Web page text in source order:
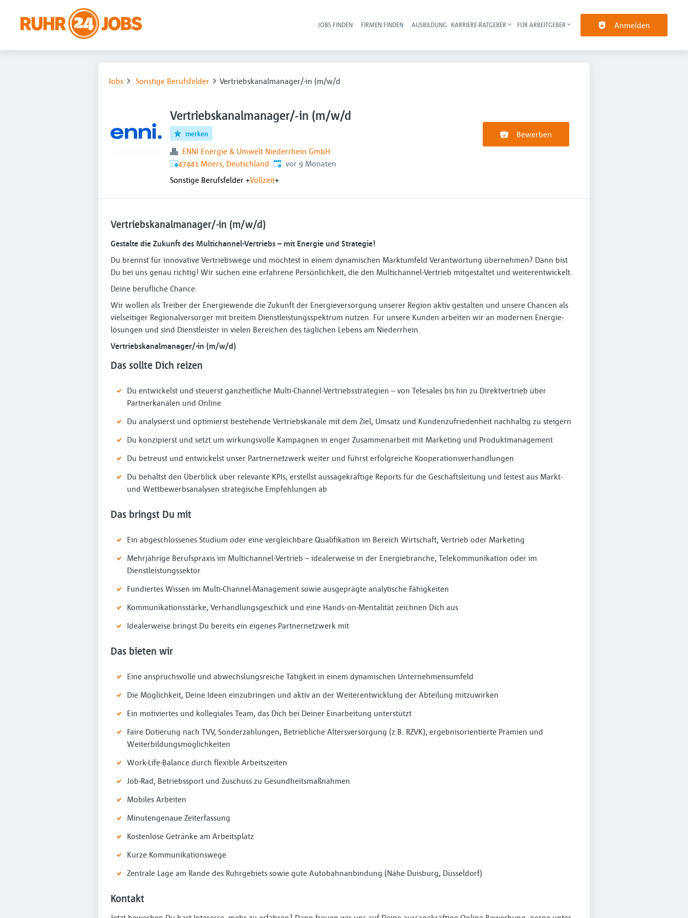
Haupt-Navigation
JOBS FINDEN FIRMEN FINDEN AUSBILDUNG KARRIERE-RATGEBER FÜR ARBEITGEBER Anmelden
Jobs Sonstige Berufsfelder Vertriebskanalmanager/-in (m/w/d
Vertriebskanalmanager/-in (m/w/d
merken
ENNI Energie & Umwelt Niederrhein GmbH
47441 Moers, Deutschland Veröffentlicht:
vor 9 Monaten
Sonstige Berufsfelder +Vollzeit+
Bewerben
Vertriebs­kanal­manager/-in (m/w/d)
Gestalte die Zukunft des Multichannel-Vertriebs – mit Energie und Strategie!
Du brennst für innovative Vertriebswege und möchtest in einem dynamischen Markt­umfeld Verantwortung übernehmen? Dann bist
Du bei uns genau richtig! Wir suchen eine erfahrene Persön­lichkeit, die den Multichannel-Vertrieb mitgestaltet und weiter­entwickelt.
Deine berufliche Chance:
Wir wollen als Treiber der Energiewende die Zukunft der Energie­versorgung unserer Region aktiv gestalten und unsere Chancen als
vielseitiger Regional­versorger mit breitem Dienst­leistungs­spektrum nutzen. Für unsere Kunden arbeiten wir an modernen Energie­
lösungen und sind Dienst­leister in vielen Bereichen des täglichen Lebens am Niederrhein.
Vertriebs­kanal­manager/-in (m/w/d)
Das sollte Dich reizen
Du entwickelst und steuerst ganzheitliche Multi-Channel-Vertriebsstrategien – von Telesales bis hin zu Direktvertrieb über
Partnerkanälen und Online
Du analysierst und optimierst bestehende Vertriebskanäle mit dem Ziel, Umsatz und Kundenzufriedenheit nachhaltig zu steigern
Du konzipierst und setzt um wirkungsvolle Kampagnen in enger Zusammenarbeit mit Marketing und Produktmanagement
Du betreust und entwickelst unser Partnernetzwerk weiter und führst erfolgreiche Kooperationsverhandlungen
Du behältst den Überblick über relevante KPIs, erstellst aussagekräftige Reports für die Geschäftsleitung und leitest aus Markt-
und Wettbewerbsanalysen strategische Empfehlungen ab
Das bringst Du mit
Ein abgeschlossenes Studium oder eine vergleichbare Qualifikation im Bereich Wirtschaft, Vertrieb oder Marketing
Mehrjährige Berufspraxis im Multichannel-Vertrieb – idealerweise in der Energiebranche, Telekommunikation oder im
Dienstleistungssektor
Fundiertes Wissen im Multi-Channel-Management sowie ausgeprägte analytische Fähigkeiten
Kommunikationsstärke, Verhandlungsgeschick und eine Hands-on-Mentalität zeichnen Dich aus
Idealerweise bringst Du bereits ein eigenes Partnernetzwerk mit
Das bieten wir
Eine anspruchsvolle und abwechslungsreiche Tätigkeit in einem dynamischen Unternehmensumfeld
Die Möglichkeit, Deine Ideen einzubringen und aktiv an der Weiterentwicklung der Abteilung mitzuwirken
Ein motiviertes und kollegiales Team, das Dich bei Deiner Einarbeitung unterstützt
Faire Dotierung nach TVV, Sonderzahlungen, Betriebliche Altersversorgung (z.B. RZVK), ergebnisorientierte Prämien und
Weiterbildungsmöglichkeiten
Work-Life-Balance durch flexible Arbeitszeiten
Job-Rad, Betriebssport und Zuschuss zu Gesundheitsmaßnahmen
Mobiles Arbeiten
Minutengenaue Zeiterfassung
Kostenlose Getränke am Arbeitsplatz
Kurze Kommunikationswege
Zentrale Lage am Rande des Ruhrgebiets sowie gute Autobahnanbindung (Nähe Duisburg, Düsseldorf)
Kontakt